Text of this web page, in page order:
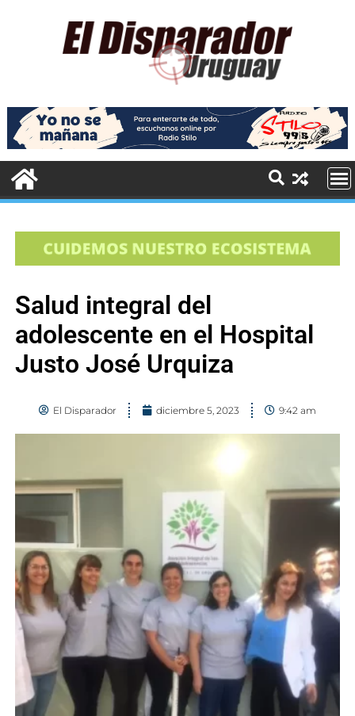
Salud integral del
adolescente en el Hospital
Justo José Urquiza
El Disparador diciembre 5, 2023 9:42 am